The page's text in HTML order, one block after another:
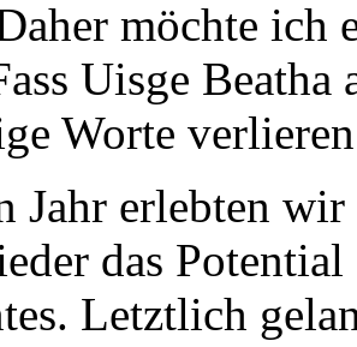
möchte ich
Uisge
Worte
Jahr erlebten
das
Letztlich